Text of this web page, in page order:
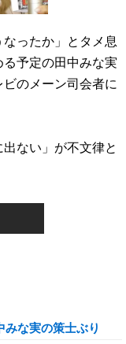
ったか」とタメ息
予定の田中みな実
のメーン司会者に
ない」が不文律と
みな実の策士ぶり